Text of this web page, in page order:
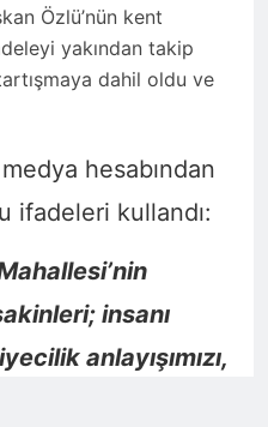
Özlü’nün kent
yakından takip
dahil oldu ve
hesabından
ifadeleri kullandı:
insanı
anlayışımızı,